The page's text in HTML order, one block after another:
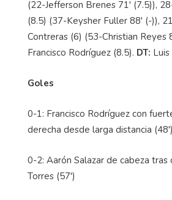
(22-Jefferson Brenes 71' (7.5)),
(8.5) (37-Keysher Fuller 88' (-)),
Contreras (6) (53-Christian Reyes
Francisco Rodríguez (8.5). DT:
Goles
0-1: Francisco Rodríguez con
derecha desde larga distancia (48')
0-2: Aarón Salazar de cabeza tras
Torres (57')